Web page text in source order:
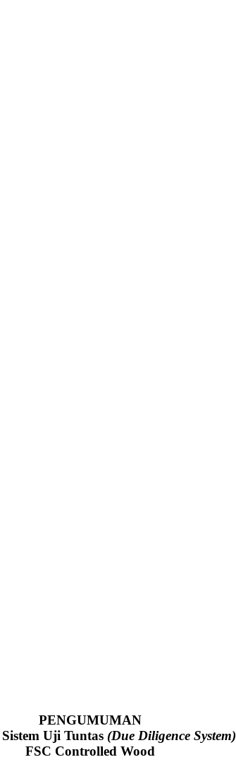
PENGUMUMAN
Uji Tuntas (Due Diligence System)
FSC Controlled Wood